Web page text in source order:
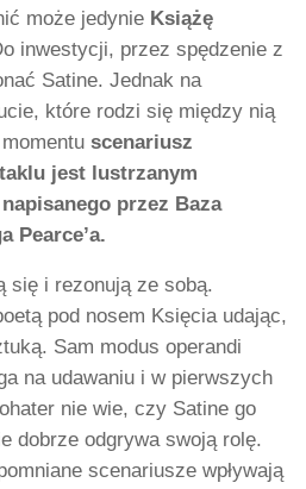
może jedynie Książę
inwestycji, przez spędzenie z
Satine. Jednak na
które rodzi się między nią
scenariusz
jest lustrzanym
przez Baza
Pearce’a.
się i rezonują ze sobą.
pod nosem Księcia udając,
Sam modus operandi
na udawaniu i w pierwszych
nie wie, czy Satine go
dobrze odgrywa swoją rolę.
scenariusze wpływają